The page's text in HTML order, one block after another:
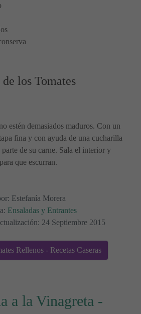
los Tomates
estén demasiados maduros. Con un
fina y con ayuda de una cucharilla
de su carne. Sala el interior y
que escurran.
Estefanía Morera
Ensaladas y Entrantes
24 Septiembre 2015
Rellenos - Recetas Caseras
a la Vinagreta -